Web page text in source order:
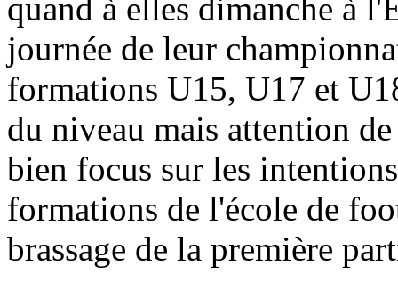
quand à elles dimanche à
journée de leur
formations U15, U17 et
du niveau mais attention
bien focus sur les
formations de l'école de
brassage de la première